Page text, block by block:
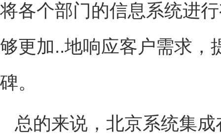
将各个部门的信息系统进
够更加..地响应客户需求，
碑。
总的来说，北京系统集